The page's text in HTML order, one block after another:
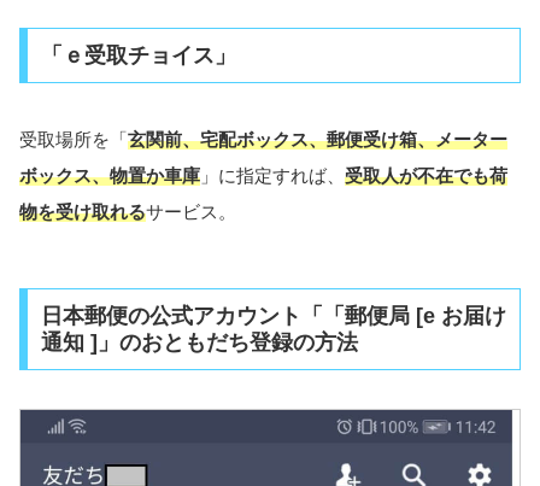
「ｅ受取チョイス」
受取場所を「玄関前、宅配ボックス、郵便受け箱、メーター
ボックス、物置か車庫 」に指定すれば、 受取人が不在でも荷
物を受け取れるサービス。
日本郵便の公式アカウント「「郵便局 [e お届け
通知 ]」のおともだち登録の方法